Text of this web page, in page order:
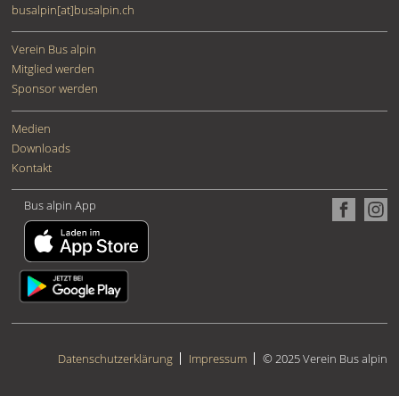
busalpin[at]busalpin.ch
Verein Bus alpin
Mitglied werden
Sponsor werden
Medien
Downloads
Kontakt
Bus alpin App
Datenschutzerklärung Impressum © 2025 Verein Bus alpin